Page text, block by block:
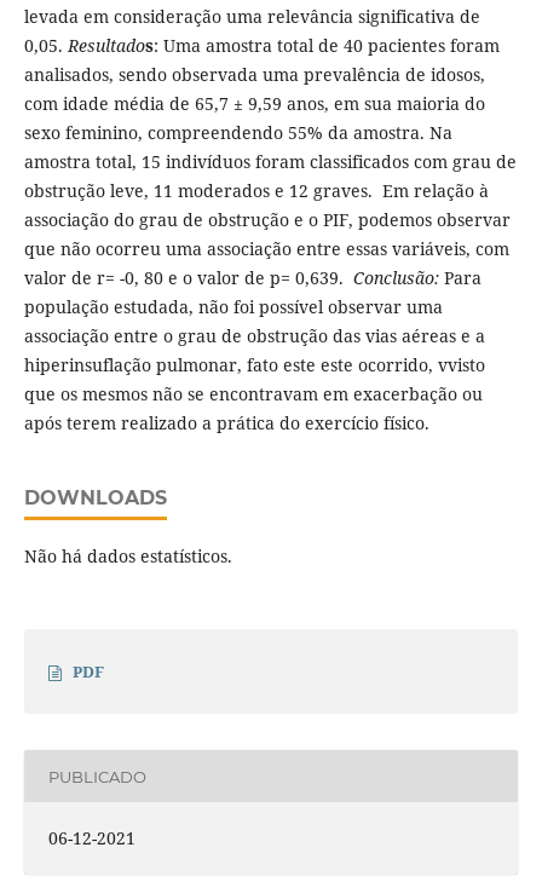
levada em consideração uma relevância significativa de
0,05.Resultados: Uma amostra total de 40 pacientes foram
analisados, sendo observada uma prevalência de idosos,
com idade média de 65,7 ± 9,59 anos, em sua maioria do
sexo feminino, compreendendo 55% da amostra. Na
amostra total, 15 indivíduos foram classificados com grau de
obstrução leve, 11 moderados e 12 graves. Em relação à
associação do grau de obstrução e o PIF, podemos observar
que não ocorreu uma associação entre essas variáveis, com
valor de r= -0, 80 e o valor de p= 0,639. Conclusão: Para
população estudada, não foi possível observar uma
associação entre o grau de obstrução das vias aéreas e a
hiperinsuflação pulmonar, fato este este ocorrido, vvisto
que os mesmos não se encontravam em exacerbação ou
após terem realizado a prática do exercício físico.
DOWNLOADS
Não há dados estatísticos.
PDF
PUBLICADO
06-12-2021